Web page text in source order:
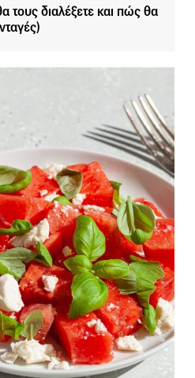
τους διαλέξετε και πώς θα